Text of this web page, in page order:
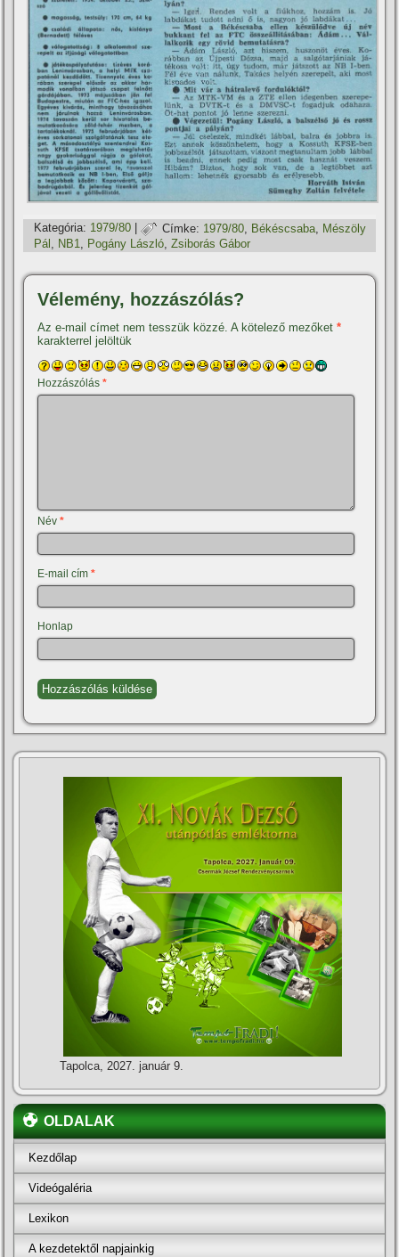
Kategória: 1979/80 | Címke: 1979/80 Békéscsaba
Mészöly
Pál , NB1, Pogány László,Zsiborás Gábor
Vélemény, hozzászólás?
Az e-mail címet nem tesszük közzé. A kötelező mezőket*
karakterrel jelöltük
Hozzászólás*
Név*
E-mail cím*
Honlap
Tapolca, 2027. január 9.
OLDALAK
Kezdőlap
Videógaléria
Lexikon
A kezdetektől napjainkig